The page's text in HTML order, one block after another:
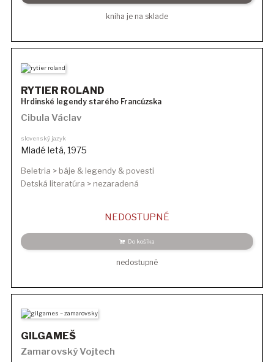
kniha je na sklade
RYTIER ROLAND
Hrdinské legendy starého Francúzska
Cibula Václav
slovenský jazyk
Mladé letá, 1975
Beletria > báje & legendy & povesti
Detská literatúra > nezaradená
NEDOSTUPNÉ
Do košíka
nedostupné
GILGAMEŠ
Zamarovský Vojtech